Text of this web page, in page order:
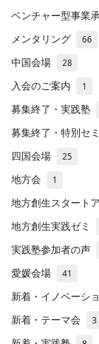
ベンチャー型事業
メンタリング 66
中国会場 28
入会のご案内 1
募集終了・実践塾
募集終了・特別セ
四国会場 25
地方会 1
地方創生スタート
地方創生実践ゼミ
実践塾参加者の声
愛媛会場 41
新着・イノベーシ
新着・テーマ会 3